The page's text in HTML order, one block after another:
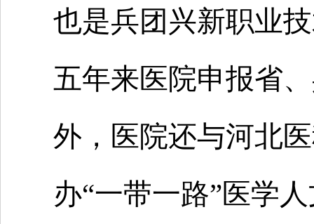
也是兵团兴新职业
五年来医院申报省
外，医院还与河北
办“一带一路”医学